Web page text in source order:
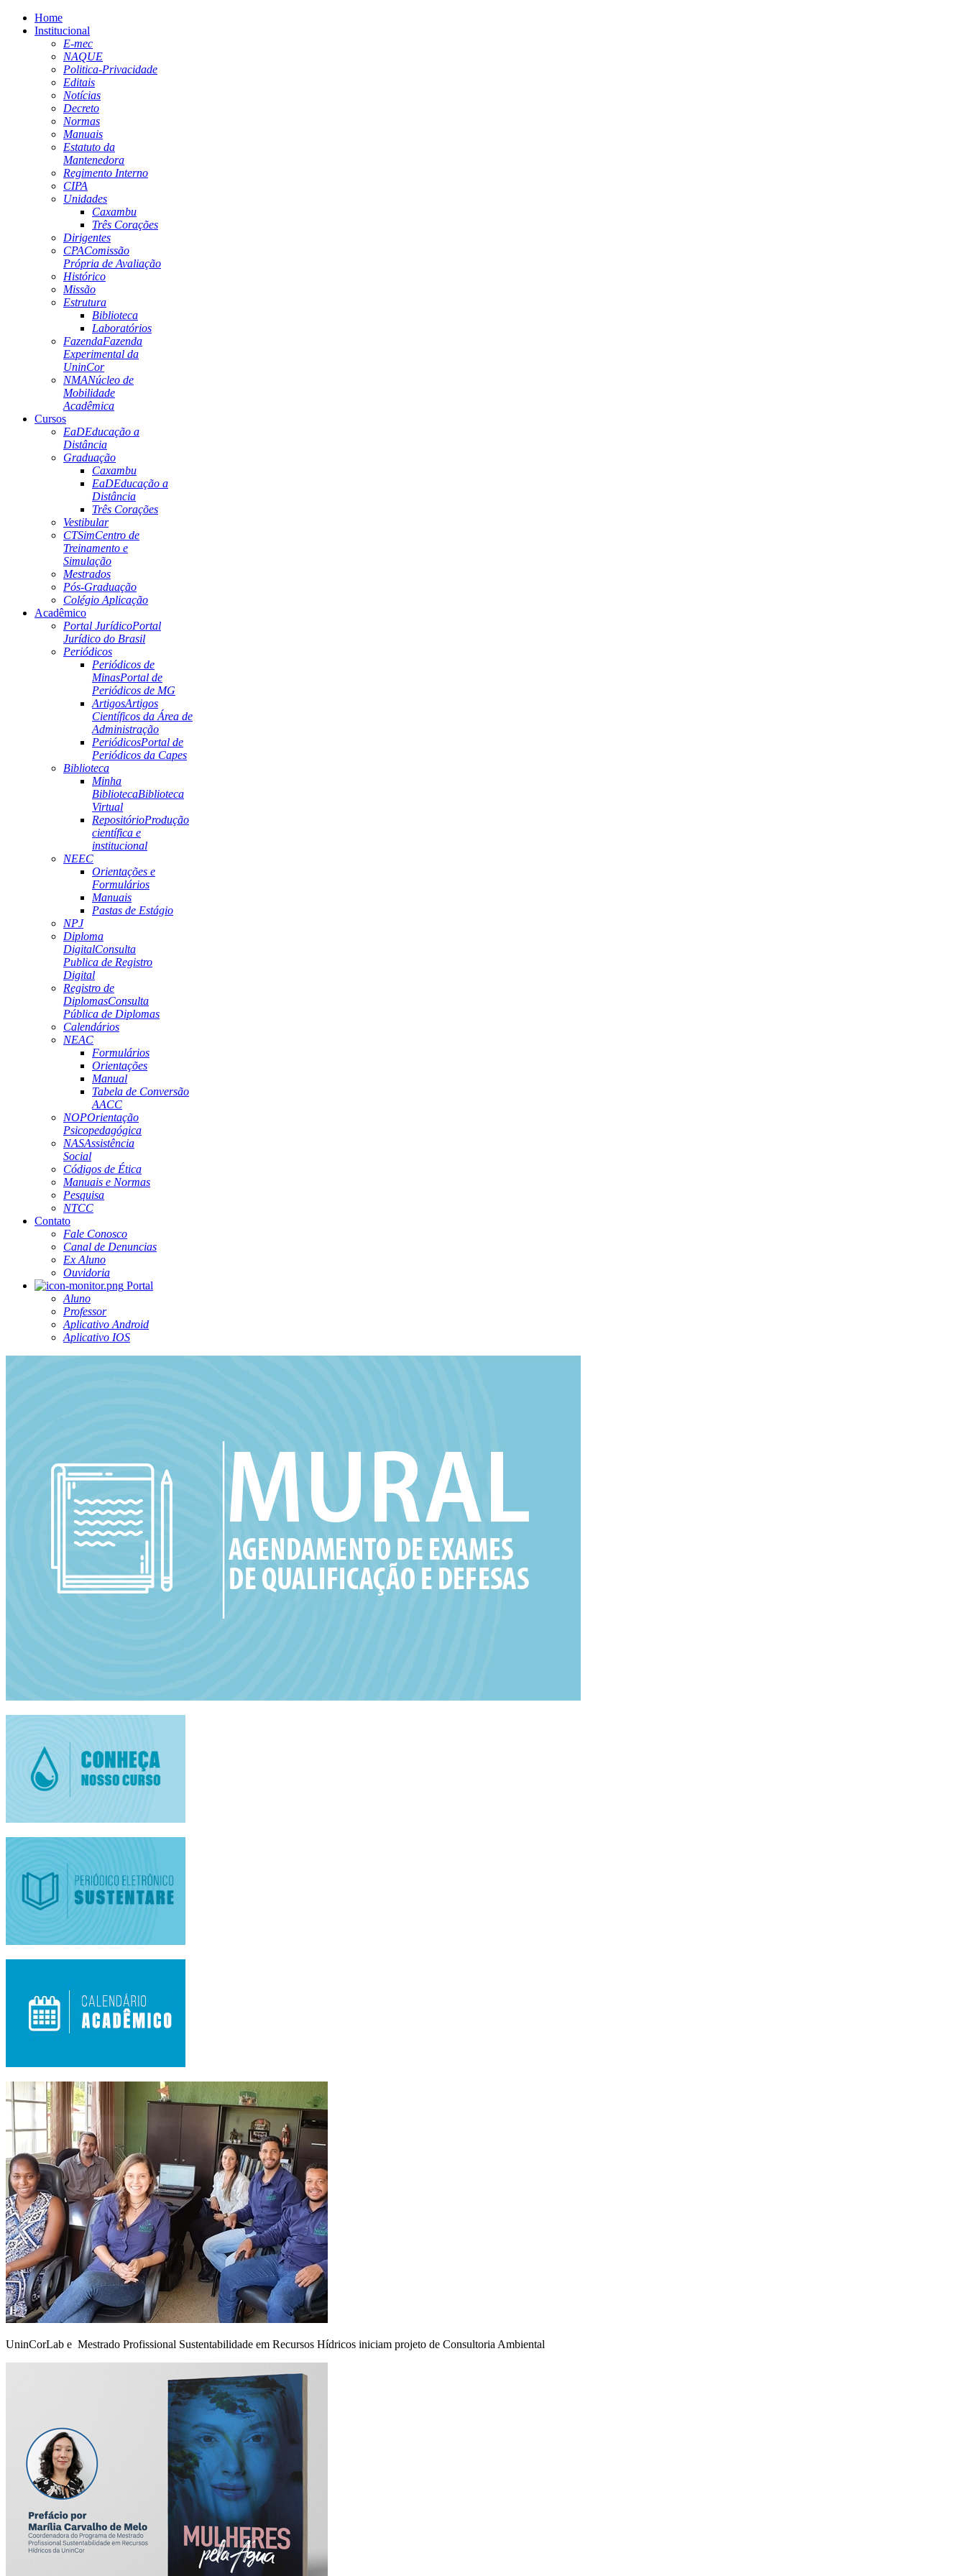
Home
Institucional
E-mec
NAQUE
Politica-Privacidade
Editais
Notícias
Decreto
Normas
Manuais
Estatuto da
Mantenedora
Regimento Interno
CIPA
Unidades
Caxambu
Três Corações
Dirigentes
CPAComissão
Própria de Avaliação
Histórico
Missão
Estrutura
Biblioteca
Laboratórios
FazendaFazenda
Experimental da
UninCor
NMANúcleo de
Mobilidade
Acadêmica
Cursos
EaDEducação a
Distância
Graduação
Caxambu
EaDEducação a
Distância
Três Corações
Vestibular
CTSimCentro de
Treinamento e
Simulação
Mestrados
Pós-Graduação
Colégio Aplicação
Acadêmico
Portal JurídicoPortal
Jurídico do Brasil
Periódicos
Periódicos de
MinasPortal de
Periódicos de MG
ArtigosArtigos
Científicos da Área de
Administração
PeriódicosPortal de
Periódicos da Capes
Biblioteca
Minha
BibliotecaBiblioteca
Virtual
RepositórioProdução
científica e
institucional
NEEC
Orientações e
Formulários
Manuais
Pastas de Estágio
NPJ
Diploma
DigitalConsulta
Publica de Registro
Digital
Registro de
DiplomasConsulta
Pública de Diplomas
Calendários
NEAC
Formulários
Orientações
Manual
Tabela de Conversão
AACC
NOPOrientação
Psicopedagógica
NASAssistência
Social
Códigos de Ética
Manuais e Normas
Pesquisa
NTCC
Contato
Fale Conosco
Canal de Denuncias
Ex Aluno
Ouvidoria
Portal
Aluno
Professor
Aplicativo Android
Aplicativo IOS
UninCorLab e Mestrado Profissional Sustentabilidade em Recursos Hídricos iniciam projeto de Consultoria Ambiental